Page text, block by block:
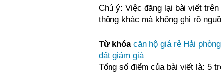
Chú ý: Việc đăng lại bài viết
thông khác mà không ghi rõ
Từ khóa căn hộ giá rẻ Hải phòng
đất giảm giá
Tổng số điểm của bài viết là: 5